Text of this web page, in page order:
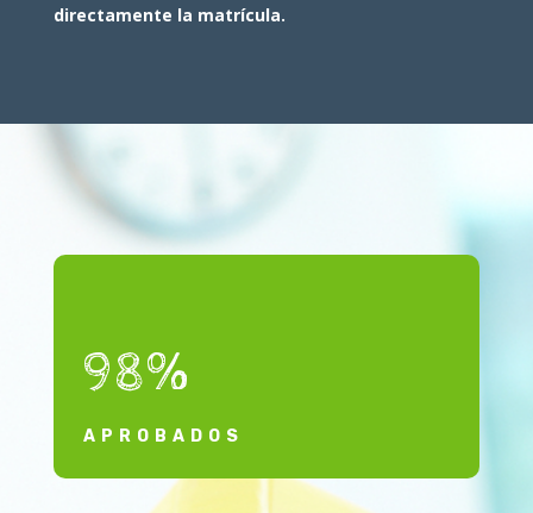
directamente la matrícula.
98%
APROBADOS